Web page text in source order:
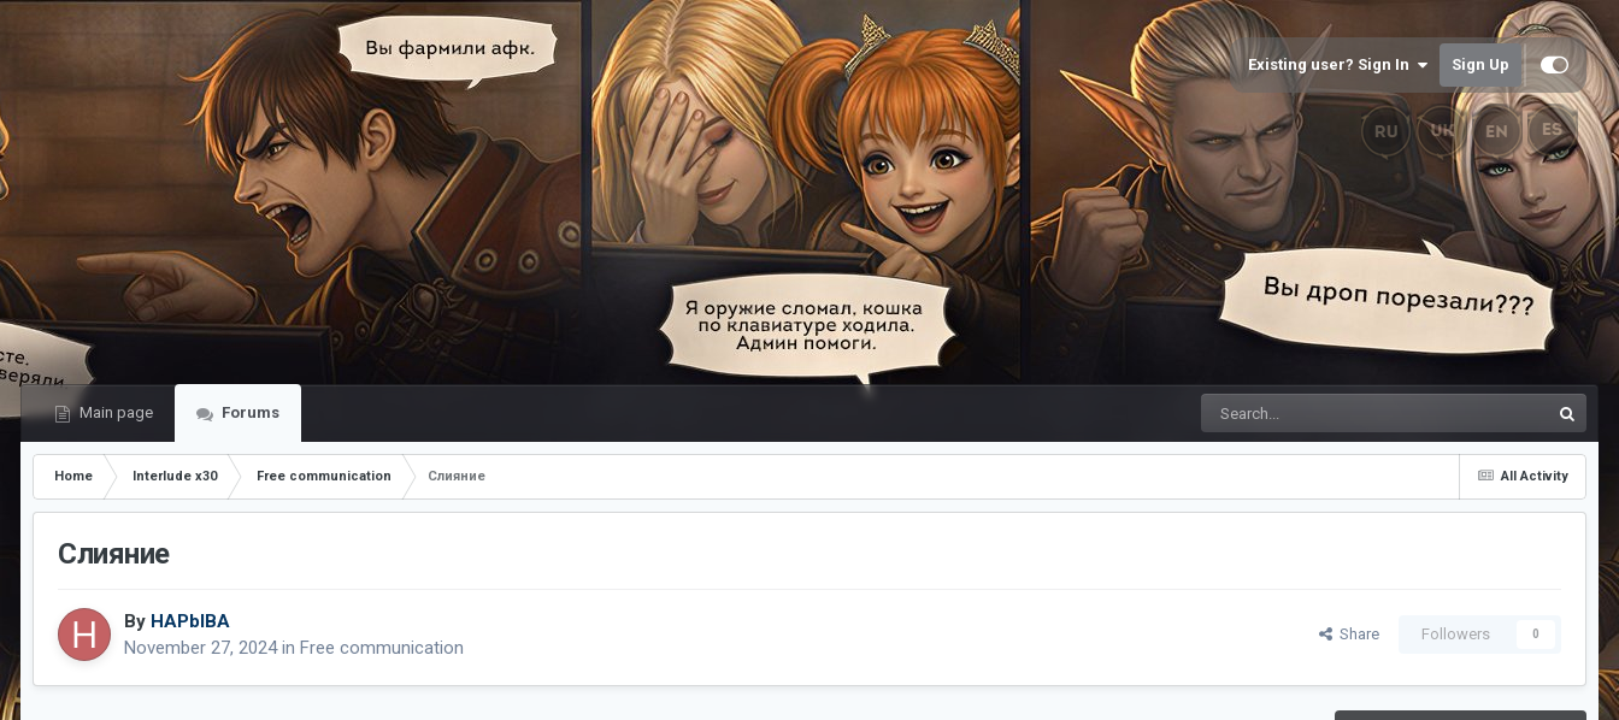
Existing user? Sign In Sign Up
Main page Forums
All Activity
Home Interlude x30 Free communication Слияние
Слияние
By HAPbIBA
November 27, 2024in Free communication
Share Followers 0